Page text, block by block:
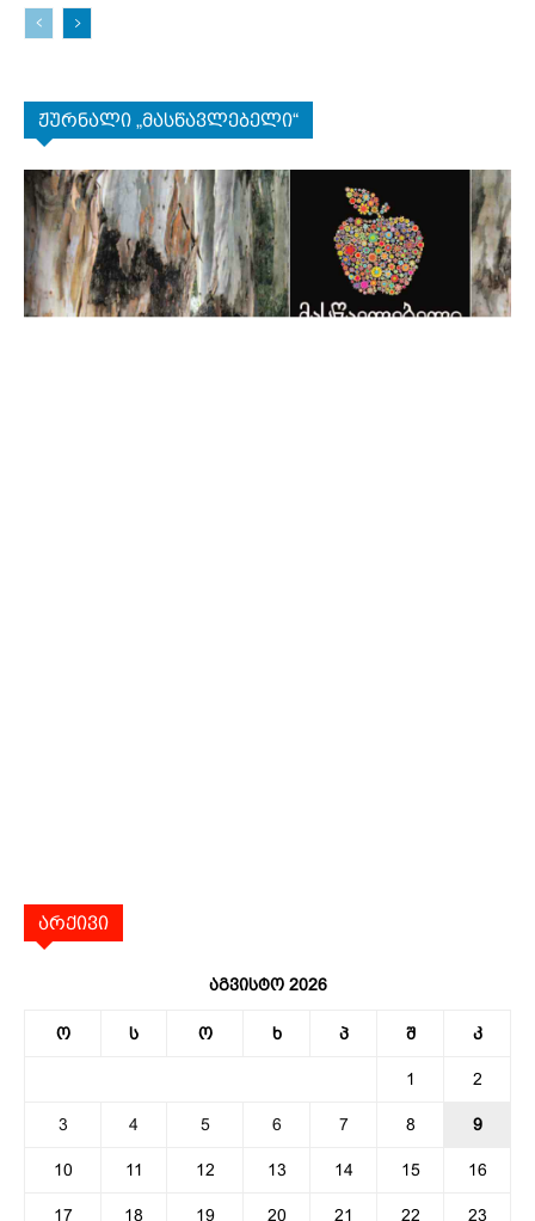
ჟურნალი „მასწავლებელი“
არქივი
აგვისტო 2026
ო ს ო ხ პ შ კ
1 2
3 4 5 6 7 8 9
10 11 12 13 14 15 16
17 18 19 20 21 22 23